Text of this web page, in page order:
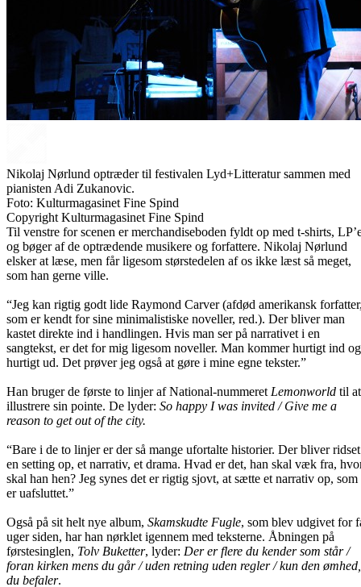
Nikolaj Nørlund optræder til festivalen Lyd+Litteratur sammen med
pianisten Adi Zukanovic.
Foto: Kulturmagasinet Fine Spind
Copyright Kulturmagasinet Fine Spind
Til venstre for scenen er merchandiseboden fyldt op med t-shirts,
og bøger af de optrædende musikere og forfattere. Nikolaj Nørlund
elsker at læse, men får ligesom størstedelen af os ikke læst så meget,
som han gerne ville.
“Jeg kan rigtig godt lide Raymond Carver (afdød amerikansk
som er kendt for sine minimalistiske noveller, red.). Der bliver man
kastet direkte ind i handlingen. Hvis man ser på narrativet i en
sangtekst, er det for mig ligesom noveller. Man kommer hurtigt ind og
hurtigt ud. Det prøver jeg også at gøre i mine egne tekster.”
Han bruger de første to linjer af National-nummeret Lemonworld til at
illustrere sin pointe. De lyder: So happy I was invited / Give me a
reason to get out of the city.
“Bare i de to linjer er der så mange ufortalte historier. Der bliver ridset
en setting op, et narrativ, et drama. Hvad er det, han skal væk fra,
skal han hen? Jeg synes det er rigtig sjovt, at sætte et narrativ op, som
er uafsluttet.”
Også på sit helt nye album, Skamskudte Fugle, som blev udgivet for
uger siden, har han nørklet igennem med teksterne. Åbningen på
førstesinglen, Tolv Buketter, lyder: Der er flere du kender som står /
foran kirken mens du går / uden retning uden regler / kun den ømhed,
du befaler.